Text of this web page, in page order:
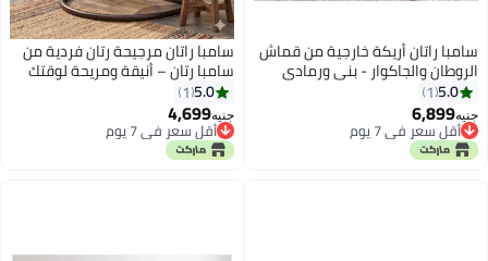
سامبا راتان أريكة خارجية من قماش
الروطان والجاكوار - بني ورمادي
5.0
1
جنيه6,899
أقل سعر في 7 يوم
أقل سعر في 7 يوم
سامبا راتان مرجيحة رتان فردية من
سامبا رتان – أنيقة ومريحة لوقتك
الهادئ
5.0
1
جنيه4,699
أقل سعر في 7 يوم
أقل سعر في 7 يوم